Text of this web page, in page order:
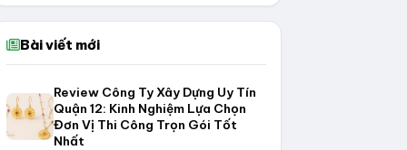
Bài viết mới
Review Công Ty Xây Dựng Uy Tín
Quận 12: Kinh Nghiệm Lựa Chọn
Đơn Vị Thi Công Trọn Gói Tốt
Nhất